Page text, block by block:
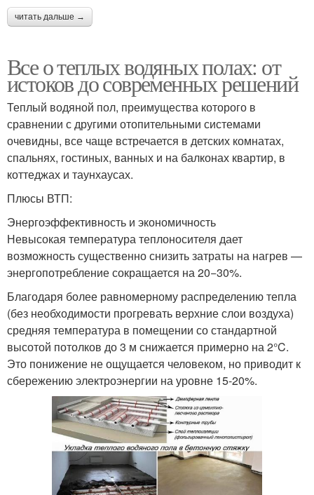
читать дальше →
Все о теплых водяных полах: от
истоков до современных решений
Теплый водяной пол, преимущества которого в
сравнении с другими отопительными системами
очевидны, все чаще встречается в детских комнатах,
спальнях, гостиных, ванных и на балконах квартир, в
коттеджах и таунхаусах.
Плюсы ВТП:
Энергоэффективность и экономичность
Невысокая температура теплоносителя дает
возможность существенно снизить затраты на нагрев —
энергопотребление сокращается на 20−30%.
Благодаря более равномерному распределению тепла
(без необходимости прогревать верхние слои воздуха)
средняя температура в помещении со стандартной
высотой потолков до 3 м снижается примерно на 2°C.
Это понижение не ощущается человеком, но приводит к
сбережению электроэнергии на уровне 15-20%.